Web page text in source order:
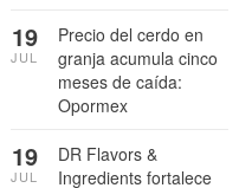
Precio del cerdo en
granja acumula cinco
meses de caída:
Opormex
19
JUL
DR Flavors &
Ingredients fortalece
19
JUL